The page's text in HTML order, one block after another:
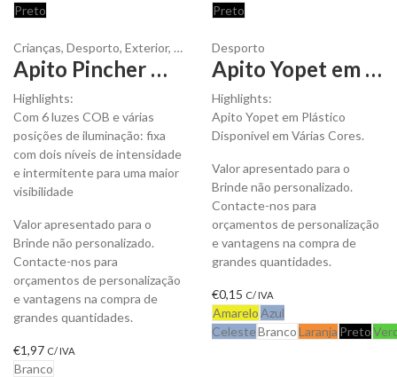
Preto Preto
Crianças, Desporto, Exterior, Festas e Eventos
Apito Pincher Multiusos com Luz Integrada no Corpo. Fabricado em Resistente ABS para Personalizar
Highlights:
Com 6 luzes COB e várias
posições de iluminação: fixa
com dois níveis de intensidade
e intermitente para uma maior
visibilidade
Valor apresentado para o
Brinde não personalizado.
Contacte-nos para
orçamentos de personalização
e vantagens na compra de
grandes quantidades.
€1,97 C/ IVA
Branco
Desporto
Apito Yopet em Plástico para Personalizar
Highlights:
Apito Yopet em Plástico
Disponível em Várias Cores.
Valor apresentado para o
Brinde não personalizado.
Contacte-nos para
orçamentos de personalização
e vantagens na compra de
grandes quantidades.
€0,15 C/ IVA
AmareloAzul
CelesteBrancoLaranja Preto